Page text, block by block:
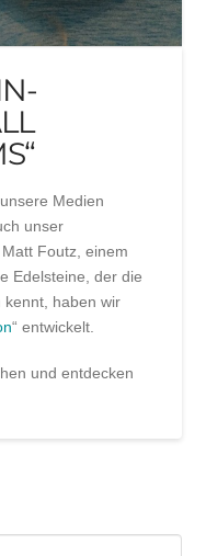
Medien
unser
Foutz, einem
Edelsteine, der die
kennt, haben wir
“ entwickelt.
und entdecken